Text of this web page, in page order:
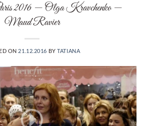
2016 — Olga Kravchenko —
Maud Ravier
ON 21.12.2016 BYTATIANA